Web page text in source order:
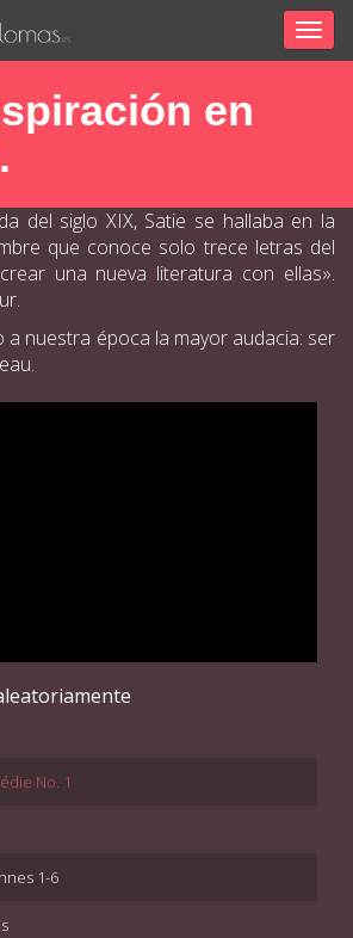
en
del siglo XIX, Satie se hallaba en la
que conoce solo trece letras del
una nueva literatura con ellas».
a nuestra época la mayor audacia: ser
No. 1
1-6